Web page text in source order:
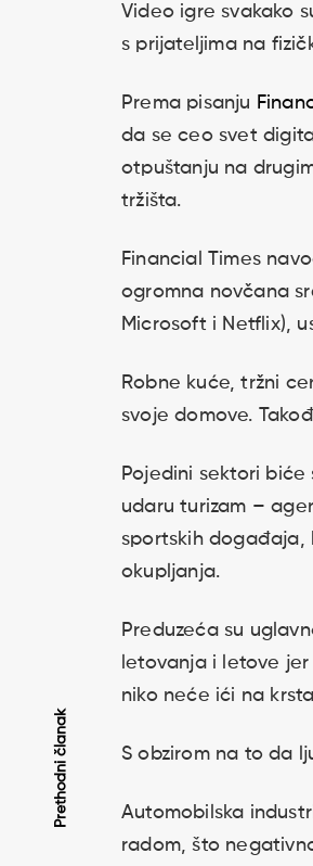
Video igre svakako
s prijateljima na
Prema pisanju
da se ceo svet
otpuštanju na
tržišta.
Financial Times
ogromna novčana
Microsoft i Netflix),
Robne kuće, tržni
svoje domove.
Pojedini sektori
udaru turizam –
sportskih događaja,
okupljanja.
Preduzeća su
letovanja i letove
niko neće ići na
S obzirom na to da
Automobilska
radom, što
Kretanje
članaka
Prethodni članak